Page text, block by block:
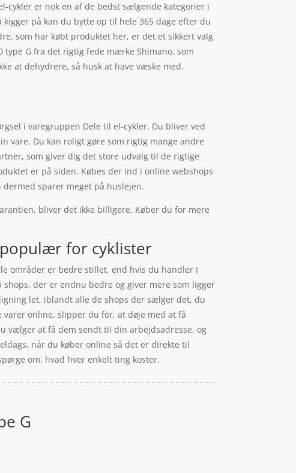
cykler er nok en af de bedst sælgende kategorier i
på kan du bytte op til hele 365 dage efter du
som har købt produktet her, er det et sikkert valg
type G fra det rigtig fede mærke Shimano, som
at dehydrere, så husk at have væske med.
i varegruppen Dele til el-cykler. Du bliver ved
vare. Du kan roligt gøre som rigtig mange andre
som giver dig det store udvalg til de rigtige
er på siden. Købes der ind i online webshops
sparer meget på huslejen.
bliver det ikke billigere. Køber du for mere
populær for cyklister
områder er bedre stillet, end hvis du handler I
der er endnu bedre og giver mere som ligger
let, iblandt alle de shops der sælger det, du
online, slipper du for, at døje med at få
vælger at få dem sendt til din arbejdsadresse, og
når du køber online så det er direkte til
om, hvad hver enkelt ting koster.
G